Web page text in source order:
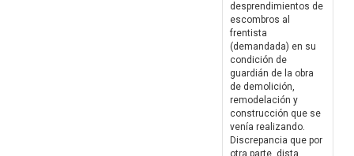
desprendimientos de
escombros al
frentista
(demandada) en su
condición de
guardián de la obra
de demolición,
remodelación y
construcción que se
venía realizando.
Discrepancia que por